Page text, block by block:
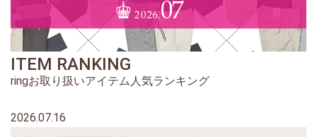
ITEM RANKING
ringお取り扱いアイテム人気ランキング
2026.07.16